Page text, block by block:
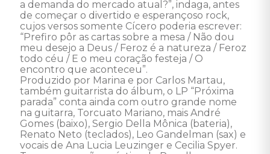
a demanda do mercado atual?”, indaga, antes
de começar o divertido e esperançoso rock,
cujos versos somente Cícero poderia escrever:
“Prefiro pôr as cartas sobre a mesa / Não dou
meu desejo a Deus / Feroz é a natureza / Feroz
todo céu / E o meu coração festeja / O
encontro que aconteceu”.
Produzido por Marina e por Carlos Martau,
também guitarrista do álbum, o LP “Próxima
parada” conta ainda com outro grande nome
na guitarra, Torcuato Mariano, mais André
Gomes (baixo), Sergio Della Mônica (bateria),
Renato Neto (teclados), Leo Gandelman (sax) e
vocais de Ana Lucia Leuzinger e Cecilia Spyer.